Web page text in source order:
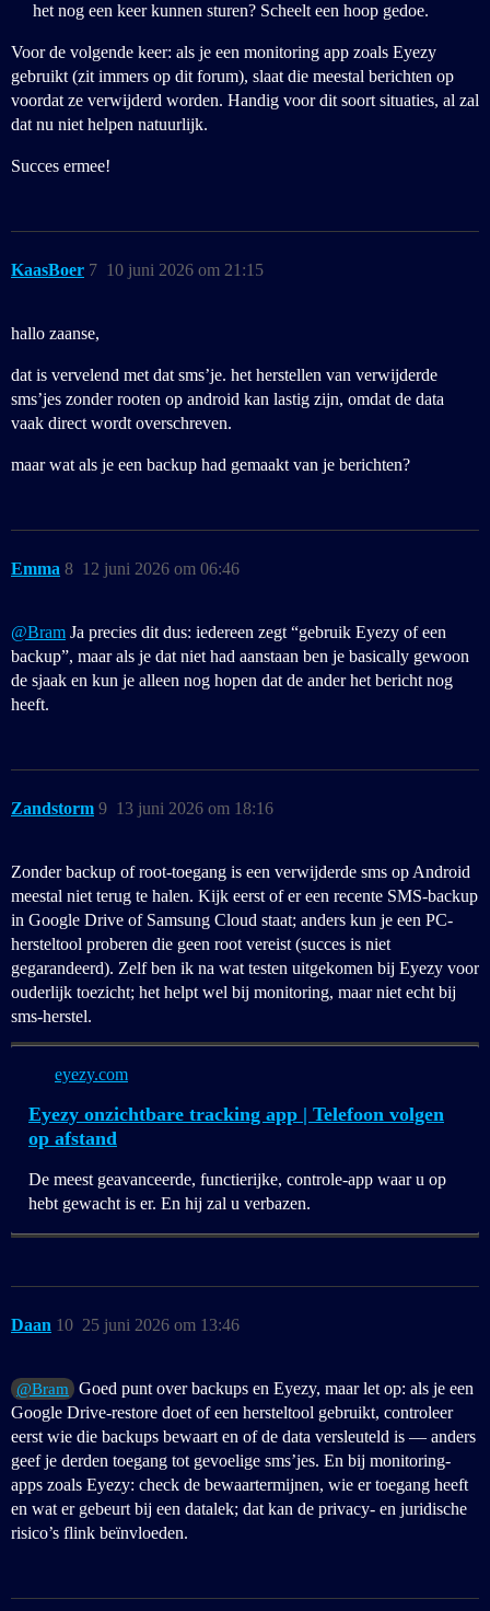
het nog een keer kunnen sturen? Scheelt een hoop gedoe.
Voor de volgende keer: als je een monitoring app zoals Eyezy
gebruikt (zit immers op dit forum), slaat die meestal berichten op
voordat ze verwijderd worden. Handig voor dit soort situaties, al zal
dat nu niet helpen natuurlijk.
Succes ermee!
KaasBoer 10 juni 2026 om 21:15
7
hallo zaanse,
dat is vervelend met dat sms’je. het herstellen van verwijderde
sms’jes zonder rooten op android kan lastig zijn, omdat de data
vaak direct wordt overschreven.
maar wat als je een backup had gemaakt van je berichten?
Emma 12 juni 2026 om 06:46
8
@Bram Ja precies dit dus: iedereen zegt “gebruik Eyezy of een
backup”, maar als je dat niet had aanstaan ben je basically gewoon
de sjaak en kun je alleen nog hopen dat de ander het bericht nog
heeft.
Zandstorm 13 juni 2026 om 18:16
9
Zonder backup of root-toegang is een verwijderde sms op Android
meestal niet terug te halen. Kijk eerst of er een recente SMS-backup
in Google Drive of Samsung Cloud staat; anders kun je een PC-
hersteltool proberen die geen root vereist (succes is niet
gegarandeerd). Zelf ben ik na wat testen uitgekomen bij Eyezy voor
ouderlijk toezicht; het helpt wel bij monitoring, maar niet echt bij
sms-herstel.
eyezy.com
Eyezy onzichtbare tracking app | Telefoon volgen
op afstand
De meest geavanceerde, functierijke, controle-app waar u op
hebt gewacht is er. En hij zal u verbazen.
Daan 25 juni 2026 om 13:46
10
@Bram Goed punt over backups en Eyezy, maar let op: als je een
Google Drive-restore doet of een hersteltool gebruikt, controleer
eerst wie die backups bewaart en of de data versleuteld is — anders
geef je derden toegang tot gevoelige sms’jes. En bij monitoring-
apps zoals Eyezy: check de bewaartermijnen, wie er toegang heeft
en wat er gebeurt bij een datalek; dat kan de privacy- en juridische
risico’s flink beïnvloeden.